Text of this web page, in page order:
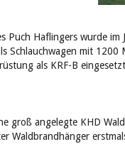
Puch Haflingers wurde im
Schlauchwagen mit 1200
als KRF-B
groß angelegte KHD
Waldbrandhänger